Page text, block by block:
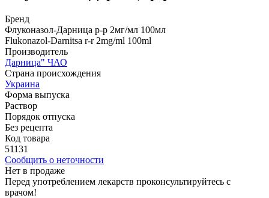
Бренд
Флуконазол-Дарница р-р 2мг/мл 100мл
Flukonazol-Darnitsa r-r 2mg/ml 100ml
Производитель
Дарница" ЧАО
Страна происхождения
Украина
Форма выпуска
Раствор
Порядок отпуска
Без рецепта
Код товара
51131
Сообщить о неточности
Нет в продаже
Перед употреблением лекарств проконсультируйтесь с
врачом!